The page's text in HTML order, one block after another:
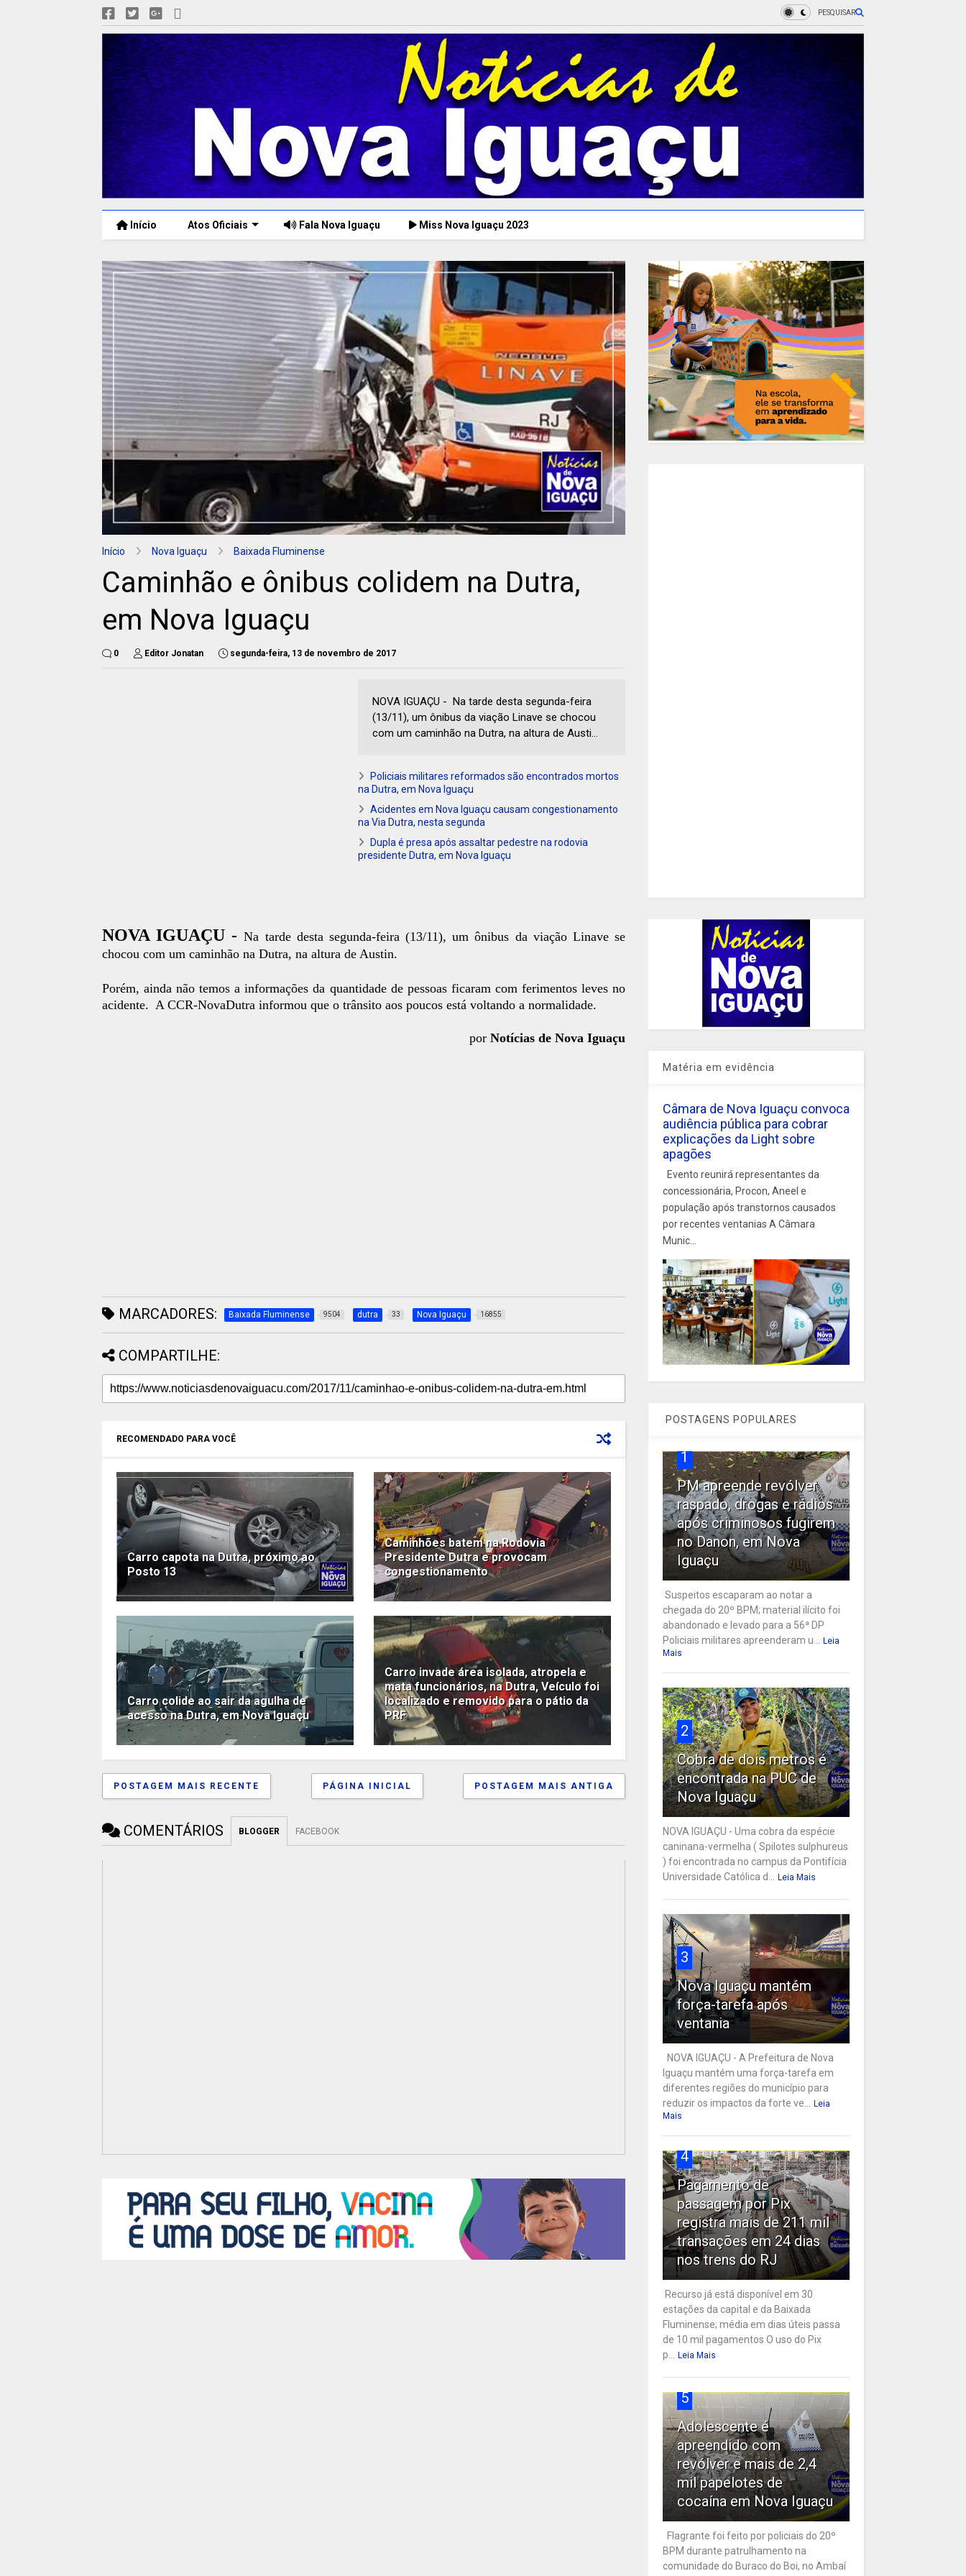
PESQUISAR
Início Atos Oficiais Fala Nova Iguaçu Miss Nova Iguaçu 2023
Início Nova Iguaçu Baixada Fluminense
Caminhão e ônibus colidem na Dutra,
em Nova Iguaçu
0 Editor Jonatan segunda-feira, 13 de novembro de 2017
NOVA IGUAÇU - Na tarde desta segunda-feira
(13/11), um ônibus da viação Linave se chocou
com um caminhão na Dutra, na altura de Austi...
Policiais militares reformados são encontrados mortos
na Dutra, em Nova Iguaçu
Acidentes em Nova Iguaçu causam congestionamento
na Via Dutra, nesta segunda
Dupla é presa após assaltar pedestre na rodovia
presidente Dutra, em Nova Iguaçu
NOVA IGUAÇU -Na tarde desta segunda-feira (13/11), um ônibus da viação Linave se
chocou com um caminhão na Dutra, na altura de Austin.
Porém, ainda não temos a informações da quantidade de pessoas ficaram com ferimentos leves no
acidente. A CCR-NovaDutra informou que o trânsito aos poucos está voltando a normalidade.
por Notícias de Nova Iguaçu
MARCADORES: Baixada Fluminense 9504 dutra 33 Nova Iguaçu 16855
COMPARTILHE:
RECOMENDADO PARA VOCÊ
Carro capota na Dutra, próximo ao
Posto 13
Caminhões batem na Rodovia
Presidente Dutra e provocam
congestionamento
Carro colide ao sair da agulha de
acesso na Dutra, em Nova Iguaçu
Carro invade área isolada, atropela e
mata funcionários, na Dutra, Veículo foi
localizado e removido para o pátio da
PRF
POSTAGEM MAIS RECENTE POSTAGEM MAIS ANTIGA
PÁGINA INICIAL
COMENTÁRIOS BLOGGER FACEBOOK
Matéria em evidência
Câmara de Nova Iguaçu convoca
audiência pública para cobrar
explicações da Light sobre
apagões
Evento reunirá representantes da
concessionária, Procon, Aneel e
população após transtornos causados
por recentes ventanias A Câmara
Munic...
POSTAGENS POPULARES
1
PM apreende revólver
raspado, drogas e rádios
após criminosos fugirem
no Danon, em Nova
Iguaçu
Suspeitos escaparam ao notar a
chegada do 20º BPM; material ilícito foi
abandonado e levado para a 56ª DP
Policiais militares apreenderam u...
Leia
Mais
2
Cobra de dois metros é
encontrada na PUC de
Nova Iguaçu
NOVA IGUAÇU - Uma cobra da espécie
caninana-vermelha ( Spilotes sulphureus
) foi encontrada no campus da Pontifícia
Universidade Católica d...
Leia Mais
3
Nova Iguaçu mantém
força-tarefa após
ventania
NOVA IGUAÇU - A Prefeitura de Nova
Iguaçu mantém uma força-tarefa em
diferentes regiões do município para
reduzir os impactos da forte ve...
Leia
Mais
4
Pagamento de
passagem por Pix
registra mais de 211 mil
transações em 24 dias
nos trens do RJ
Recurso já está disponível em 30
estações da capital e da Baixada
Fluminense; média em dias úteis passa
de 10 mil pagamentos O uso do Pix
p...
Leia Mais
5
Adolescente é
apreendido com
revólver e mais de 2,4
mil papelotes de
cocaína em Nova Iguaçu
Flagrante foi feito por policiais do 20º
BPM durante patrulhamento na
comunidade do Buraco do Boi, no Ambaí